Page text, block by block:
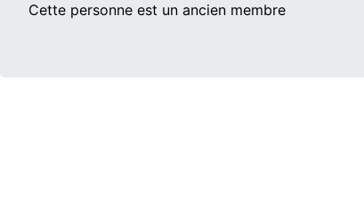
Cette personne est un ancien membre